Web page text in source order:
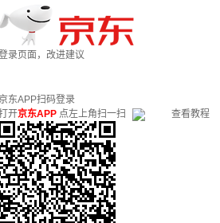
录页面，改进建议
东APP扫码登录
开京东APP 点左上角扫一扫 查看教程